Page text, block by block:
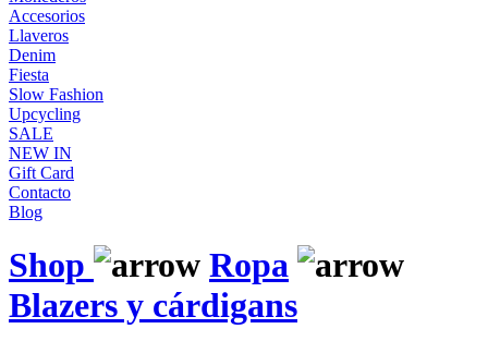
Accesorios
Llaveros
Denim
Fiesta
Slow Fashion
Upcycling
SALE
NEW IN
Gift Card
Contacto
Blog
Shop
Ropa
Blazers y cárdigans